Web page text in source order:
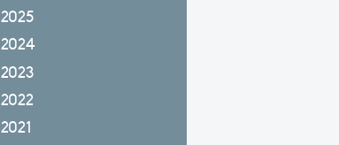
2025
2024
2023
2022
2021